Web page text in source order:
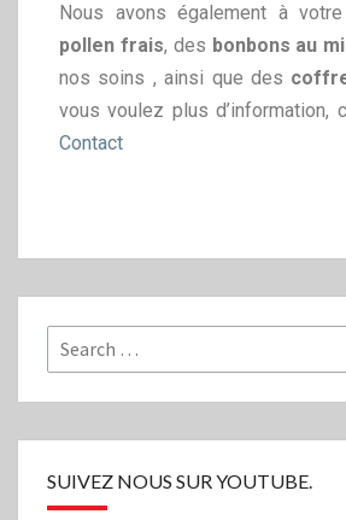
Nous avons également à
pollen frais, des bonbons au
nos soins , ainsi que des
vous voulez plus d’information,
Contact
SUIVEZ NOUS SUR YOUTUBE.